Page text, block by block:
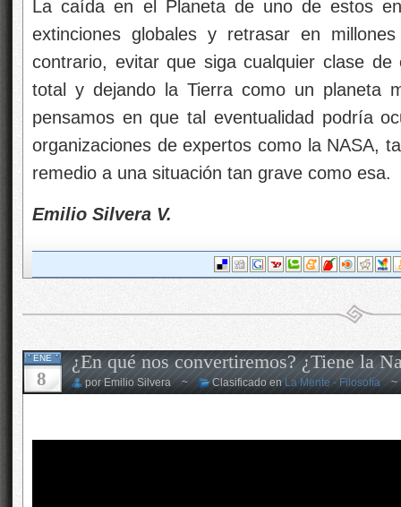
La caída en el Planeta de uno de estos
extinciones globales y retrasar en
contrario, evitar que siga cualquier clase de
total y dejando la Tierra como un planeta
pensamos en que tal eventualidad podría
organizaciones de expertos como la NASA,
remedio a una situación tan grave como esa.
Emilio Silvera V.
ENE
8
¿En qué nos convertiremos? ¿Tiene la
por Emilio Silvera ~ Clasificado enLa Mente - Filosofía